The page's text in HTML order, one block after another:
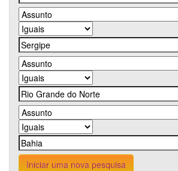
Iniciar uma nova pesquisa